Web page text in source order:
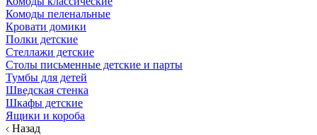
Комоды пеленальные
Кровати домики
Полки детские
Стеллажи детские
Столы письменные детские и парты
Тумбы для детей
Шведская стенка
Шкафы детские
Ящики и короба
Назад